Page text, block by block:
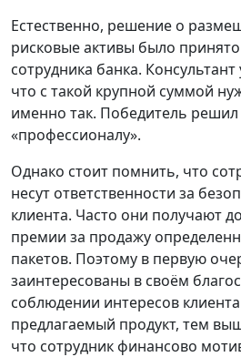
Естественно, решение о
рисковые активы было
сотрудника банка.
что с такой крупной суммой
именно так. Победитель решил
«профессионалу».
Однако стоит помнить, что
несут ответственности за
клиента. Часто они получают
премии за продажу
пакетов. Поэтому в первую
заинтересованы в своём
соблюдении интересов
предлагаемый продукт, тем
что сотрудник финансово